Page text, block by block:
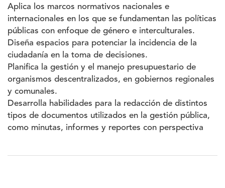
Aplica los marcos normativos nacionales e
internacionales en los que se fundamentan las políticas
públicas con enfoque de género e interculturales.
Diseña espacios para potenciar la incidencia de la
ciudadanía en la toma de decisiones.
Planifica la gestión y el manejo presupuestario de
organismos descentralizados, en gobiernos regionales
y comunales.
Desarrolla habilidades para la redacción de distintos
tipos de documentos utilizados en la gestión pública,
como minutas, informes y reportes con perspectiva